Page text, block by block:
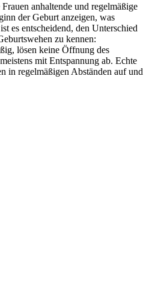
anhaltende und regelmäßige
der Geburt anzeigen, was
es entscheidend, den Unterschied
zu kennen:
lösen keine Öffnung des
mit Entspannung ab. Echte
in regelmäßigen Abständen auf und